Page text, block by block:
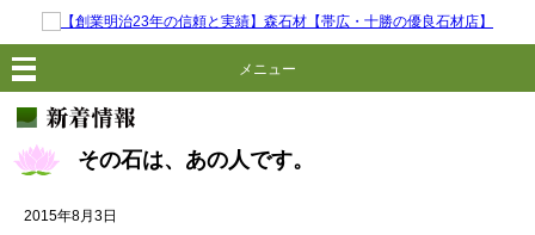
メニュー
その石は、あの人です。
2015年8月3日